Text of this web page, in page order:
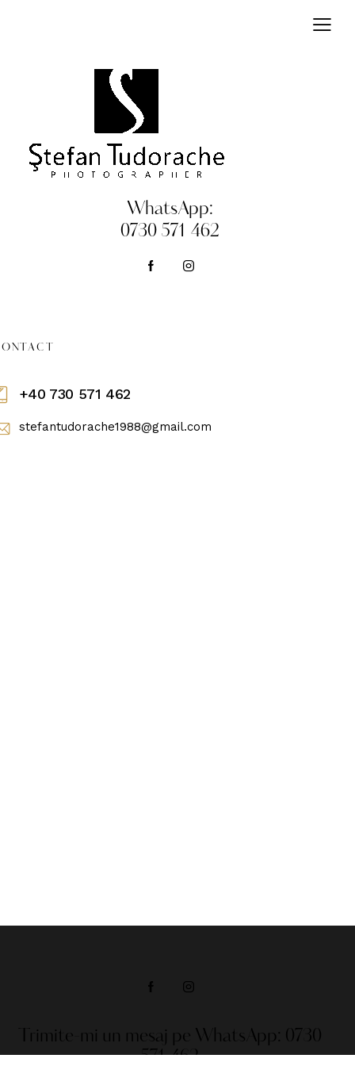
WhatsApp:
0730 571 462
+40 730 571 462
stefantudorache1988@gmail.com
Trimite-mi un mesaj pe WhatsApp: 0730
571 462